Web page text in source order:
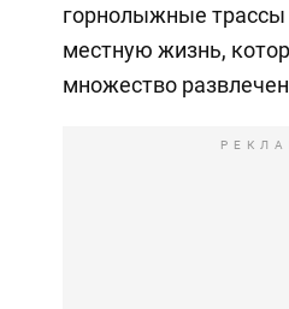
горнолыжные трассы
местную жизнь,
множество